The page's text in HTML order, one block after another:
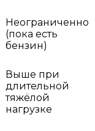
Неограниченно
(пока есть
бензин)
Выше при
длительной
тяжёлой
нагрузке